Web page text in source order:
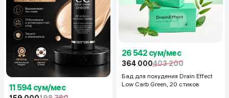
11 594 сум/мес
26 542 сум/мес
364 000403 200
Бад для похудения Drain Effect
Low Carb Green, 20 стиков